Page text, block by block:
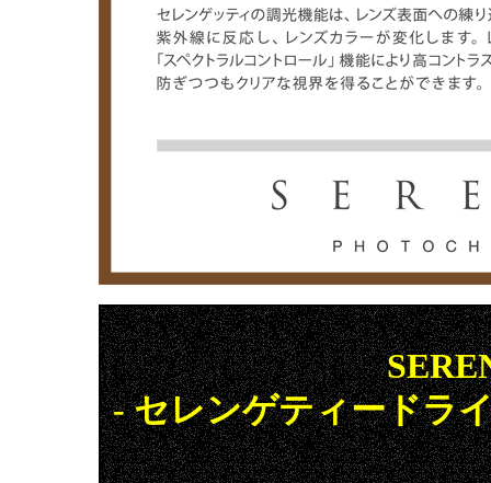
- セレンゲティードラ